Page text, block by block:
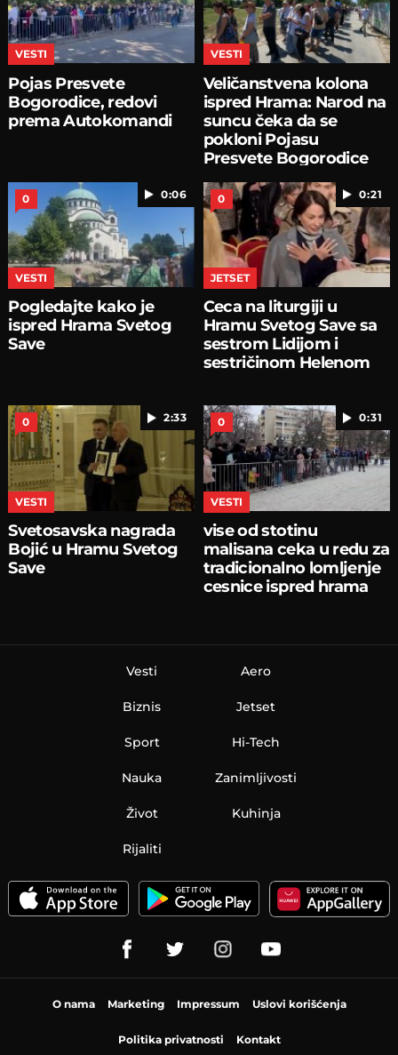
VESTI
Pojas Presvete
Bogorodice, redovi
prema Autokomandi
VESTI
Veličanstvena kolona
ispred Hrama: Narod na
suncu čeka da se
pokloni Pojasu
Presvete Bogorodice
0:06
0
VESTI
Pogledajte kako je
ispred Hrama Svetog
Save
0:21
0
JETSET
Ceca na liturgiji u
Hramu Svetog Save sa
sestrom Lidijom i
sestričinom Helenom
2:33
0
VESTI
Svetosavska nagrada
Bojić u Hramu Svetog
Save
0:31
0
VESTI
vise od stotinu
malisana ceka u redu za
tradicionalno lomljenje
cesnice ispred hrama
Vesti
Biznis
Sport
Nauka
Aero
Jetset
Hi-Tech
Zanimljivosti
Život Kuhinja
Rijaliti
O nama Marketing Impressum Uslovi korišćenja
Politika privatnosti Kontakt